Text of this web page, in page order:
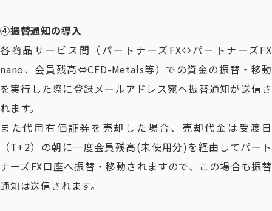
④振替通知の導入
各商品サービス間（パートナーズFX⇔パートナーズFX
nano、会員残高⇔CFD-Metals等）での資金の振替・移動
を実行した際に登録メールアドレス宛へ振替通知が送信さ
れます。
また代用有価証券を売却した場合、売却代金は受渡日
（T+2）の朝に一度会員残高(未使用分)を経由してパート
ナーズFX口座へ振替・移動されますので、この場合も振替
通知は送信されます。